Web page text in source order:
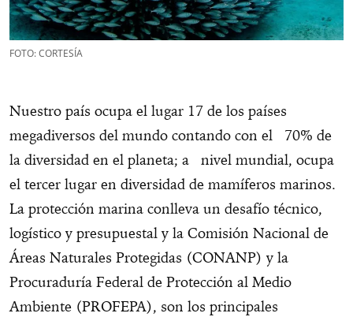
FOTO: CORTESÍA
Nuestro país ocupa el lugar 17 de los países
megadiversos del mundo contando con el 70% de
la diversidad en el planeta; a nivel mundial, ocupa
el tercer lugar en diversidad de mamíferos marinos.
La protección marina conlleva un desafío técnico,
logístico y presupuestal y la Comisión Nacional de
Áreas Naturales Protegidas (CONANP) y la
Procuraduría Federal de Protección al Medio
Ambiente (PROFEPA), son los principales